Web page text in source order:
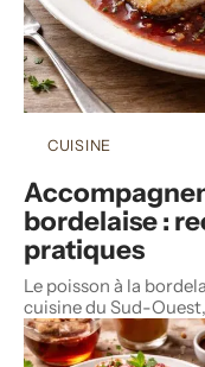
CUISINE
bordelaise :
pratiques
Le poisson à la
cuisine du Sud-